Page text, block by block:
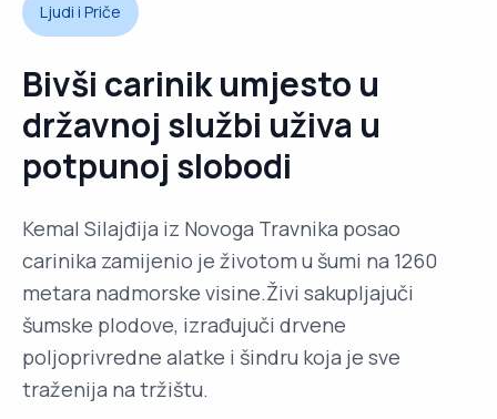
Ljudi i Priče
Bivši carinik umjesto u
državnoj službi uživa u
potpunoj slobodi
Kemal Silajđija iz Novoga Travnika posao
carinika zamijenio je životom u šumi na 1260
metara nadmorske visine.Živi sakupljajuči
šumske plodove, izrađujuči drvene
poljoprivredne alatke i šindru koja je sve
traženija na tržištu.